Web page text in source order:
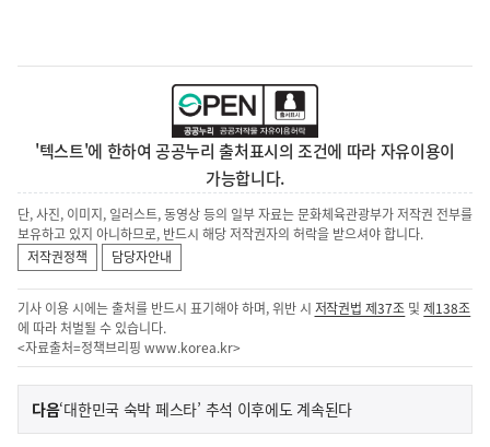
'텍스트'에 한하여 공공누리 출처표시의 조건에 따라 자유이용이
가능합니다.
단, 사진, 이미지, 일러스트, 동영상 등의 일부 자료는 문화체육관광부가 저작권 전부를
보유하고 있지 아니하므로, 반드시 해당 저작권자의 허락을 받으셔야 합니다.
저작권정책
담당자안내
기사 이용 시에는 출처를 반드시 표기해야 하며, 위반 시 저작권법 제37조 및제138조
에 따라 처벌될 수 있습니다.
<자료출처=정책브리핑 www.korea.kr>
이
전
다음기
‘대한민국 숙박 페스타’ 추석 이후에도 계속된다